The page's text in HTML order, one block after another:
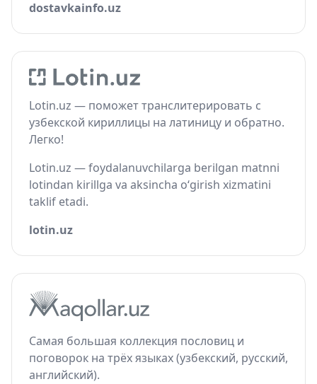
dostavkainfo.uz
Lotin.uz — поможет транслитерировать с
узбекской кириллицы на латиницу и обратно.
Легко!
Lotin.uz — foydalanuvchilarga berilgan matnni
lotindan kirillga va aksincha o‘girish xizmatini
taklif etadi.
lotin.uz
Самая большая коллекция пословиц и
поговорок на трёх языках (узбекский, русский,
английский).